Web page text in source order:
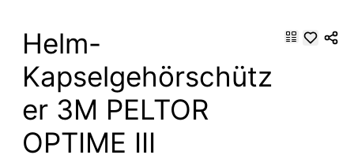
Helm-
Kapselgehörschütz
er 3M PELTOR
OPTIME III